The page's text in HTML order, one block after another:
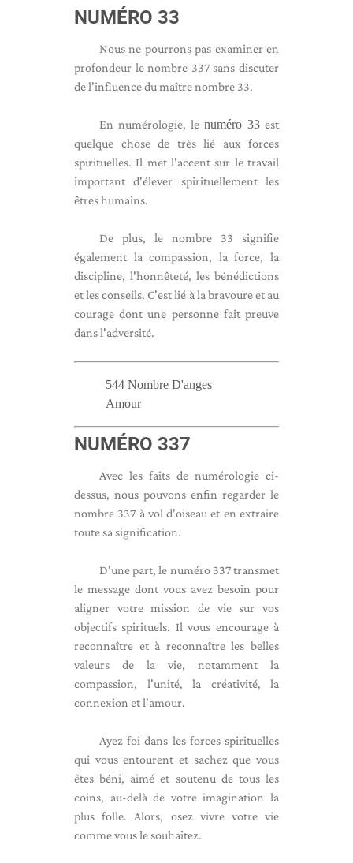
NUMÉRO 33
Nous ne pourrons pas examiner en
profondeur le nombre 337 sans discuter
de l'influence du maître nombre 33.
En numérologie, le numéro 33 est
quelque chose de très lié aux forces
spirituelles. Il met l'accent sur le travail
important d'élever spirituellement les
êtres humains.
De plus, le nombre 33 signifie
également la compassion, la force, la
discipline, l'honnêteté, les bénédictions
et les conseils. C'est lié à la bravoure et au
courage dont une personne fait preuve
dans l'adversité.
544 Nombre D'anges
Amour
NUMÉRO 337
Avec les faits de numérologie ci-
dessus, nous pouvons enfin regarder le
nombre 337 à vol d'oiseau et en extraire
toute sa signification.
D'une part, le numéro 337 transmet
le message dont vous avez besoin pour
aligner votre mission de vie sur vos
objectifs spirituels. Il vous encourage à
reconnaître et à reconnaître les belles
valeurs de la vie, notamment la
compassion, l'unité, la créativité, la
connexion et l'amour.
Ayez foi dans les forces spirituelles
qui vous entourent et sachez que vous
êtes béni, aimé et soutenu de tous les
coins, au-delà de votre imagination la
plus folle. Alors, osez vivre votre vie
comme vous le souhaitez.